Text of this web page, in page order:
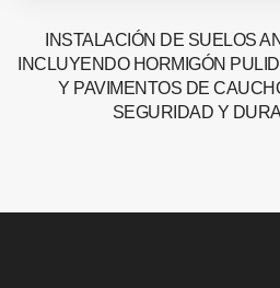
INSTALACIÓN DE SUELOS
INCLUYENDO HORMIGÓN
Y PAVIMENTOS DE
SEGURIDAD Y